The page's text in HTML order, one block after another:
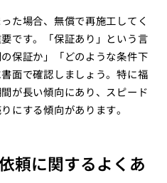
た場合、無償で再施工してく
です。「保証あり」という言
保証か」「どのような条件下
面で確認しましょう。特に福
が長い傾向にあり、スピード
にする傾向があります。
頼に関するよくあ